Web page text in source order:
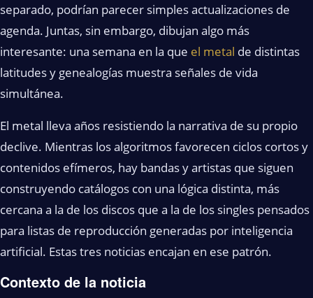
separado, podrían parecer simples actualizaciones de
agenda. Juntas, sin embargo, dibujan algo más
interesante: una semana en la que el metal de distintas
latitudes y genealogías muestra señales de vida
simultánea.
El metal lleva años resistiendo la narrativa de su propio
declive. Mientras los algoritmos favorecen ciclos cortos y
contenidos efímeros, hay bandas y artistas que siguen
construyendo catálogos con una lógica distinta, más
cercana a la de los discos que a la de los singles pensados
para listas de reproducción generadas por inteligencia
artificial. Estas tres noticias encajan en ese patrón.
Contexto de la noticia